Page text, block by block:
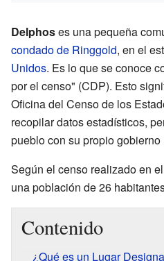
Delphoses una pequeña
condado de Ringgold, en el
Unidos. Es lo que se conoce
por el censo" (CDP). Esto
Oficina del Censo de los
recopilar datos estadísticos,
pueblo con su propio gobierno
Según el censo realizado en
una población de 26
Contenido
¿Qué es un Lugar